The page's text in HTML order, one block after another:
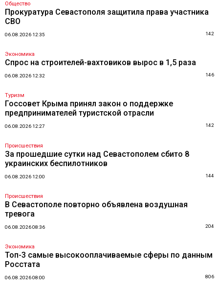
Общество
Прокуратура Севастополя защитила права участника
СВО
06.08.2026 12:35 142
Экономика
Спрос на строителей-вахтовиков вырос в 1,5 раза
06.08.2026 12:32 146
Туризм
Госсовет Крыма принял закон о поддержке
предпринимателей туристской отрасли
06.08.2026 12:27 142
Происшествия
За прошедшие сутки над Севастополем сбито 8
украинских беспилотников
06.08.2026 12:00 144
Происшествия
В Севастополе повторно объявлена воздушная
тревога
06.08.2026 08:36 204
Экономика
Топ-3 самые высокооплачиваемые сферы по данным
Росстата
06.08.2026 08:00 806